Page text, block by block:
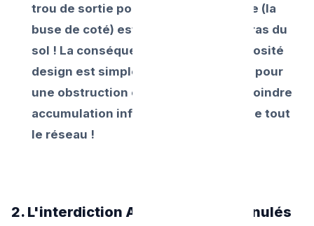
trou de sortie pour les eaux de lavage (la
buse de coté) est très étriqué par le ras du
sol ! La conséquence de cette ingéniosité
design est simple : la marge d'erreur pour
une obstruction est quasi nulle. La moindre
accumulation infime de matière freine tout
le réseau !
2. L'interdiction Absolue des "Granulés